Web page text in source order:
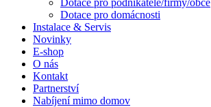
Dotace pro podnikatele/firmy/obce
Dotace pro domácnosti
Instalace & Servis
Novinky
E-shop
O nás
Kontakt
Partnerství
Nabíjení mimo domov